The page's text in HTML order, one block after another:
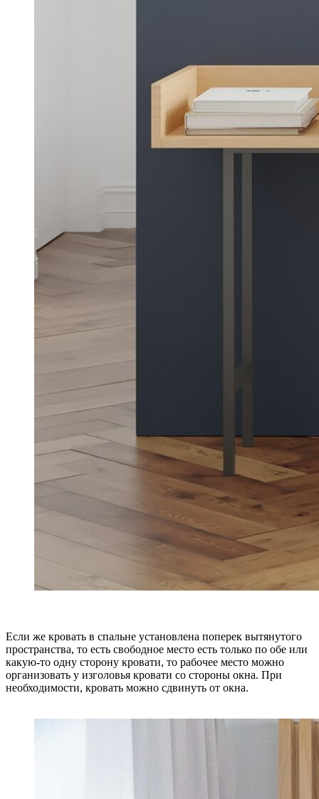
Если же кровать в спальне установлена поперек вытянутого
пространства, то есть свободное место есть только по обе или
какую-то одну сторону кровати, то рабочее место можно
организовать у изголовья кровати со стороны окна. При
необходимости, кровать можно сдвинуть от окна.